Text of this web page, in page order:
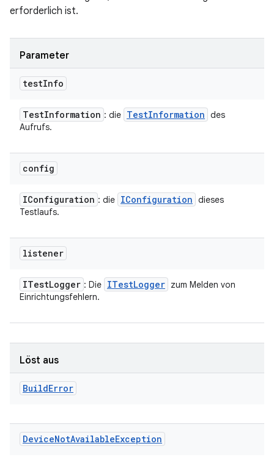
erforderlich ist.
Parameter
testInfo
TestInformation : die TestInformation des
Aufrufs.
config
IConfiguration : die IConfiguration dieses
Testlaufs.
listener
ITestLogger : Die ITestLogger zum Melden von
Einrichtungsfehlern.
Löst aus
BuildError
DeviceNotAvailableException